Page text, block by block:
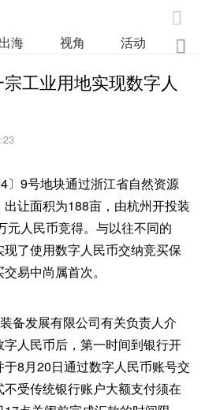

出海 视角 活动 业

工业用地实现数字人
〕9号地块通过浙江省自然资源
让面积为188亩，由杭州开投装
元人民币竞得。与以往不同的
了使用数字人民币交纳竞买保
易中尚属首次。
备发展有限公司有关负责人介
人民币后，第一时间到银行开
8月20日通过数字人民币账号交
受传统银行账户大额支付须在